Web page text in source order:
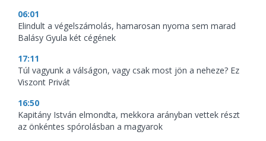
06:01
Elindult a végelszámolás, hamarosan nyoma sem marad
Balásy Gyula két cégének
17:11
Túl vagyunk a válságon, vagy csak most jön a neheze? Ez
Viszont Privát
16:50
Kapitány István elmondta, mekkora arányban vettek részt
az önkéntes spórolásban a magyarok